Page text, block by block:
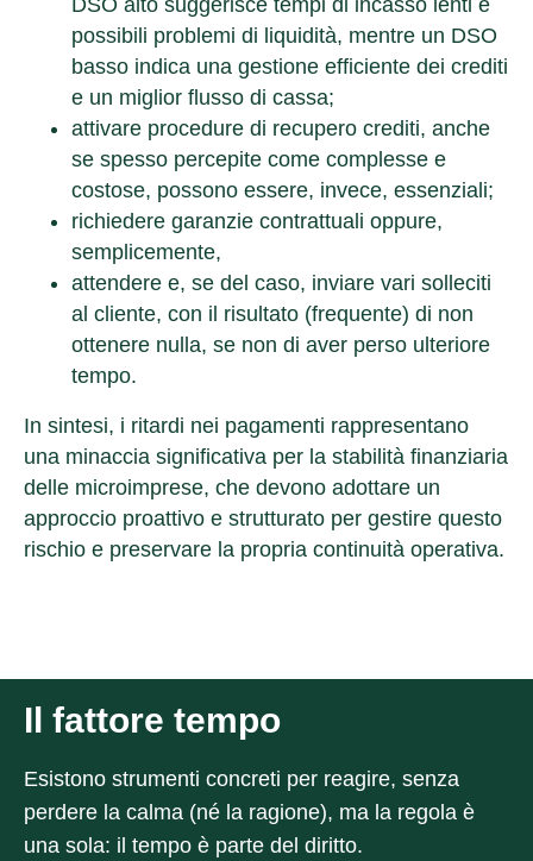
DSO alto suggerisce tempi di incasso lenti e
possibili problemi di liquidità, mentre un DSO
basso indica una gestione efficiente dei crediti
e un miglior flusso di cassa;
attivare procedure di recupero crediti, anche
se spesso percepite come complesse e
costose, possono essere, invece, essenziali;
richiedere garanzie contrattuali oppure,
semplicemente,
attendere e, se del caso, inviare vari solleciti
al cliente, con il risultato (frequente) di non
ottenere nulla, se non di aver perso ulteriore
tempo.
In sintesi, i ritardi nei pagamenti rappresentano
una minaccia significativa per la stabilità finanziaria
delle microimprese, che devono adottare un
approccio proattivo e strutturato per gestire questo
rischio e preservare la propria continuità operativa.
Il fattore tempo
Esistono strumenti concreti per reagire, senza
perdere la calma (né la ragione), ma la regola è
una sola: il tempo è parte del diritto.